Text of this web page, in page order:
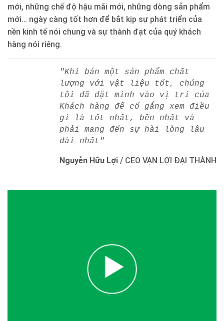
mới, những chế độ hậu mãi mới, những dòng sản phẩm
mới… ngày càng tốt hơn để bắt kịp sự phát triển của
nền kinh tế nói chung và sự thành đạt của quý khách
hàng nói riêng.
"Khi bán một sản phẩm chất
lượng với vật liệu tốt, chúng
tôi đã đặt mình vào vị trí của
Khách hàng để cố gắng xem điều
gì là tốt nhất, bền nhất và
phải mang đến sự hài lòng lâu
dài nhất"
Nguyễn Hữu Lợi / CEO VẠN LỢI ĐẠI THÀNH